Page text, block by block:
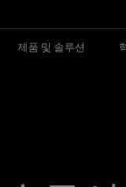
제품 및 솔루션